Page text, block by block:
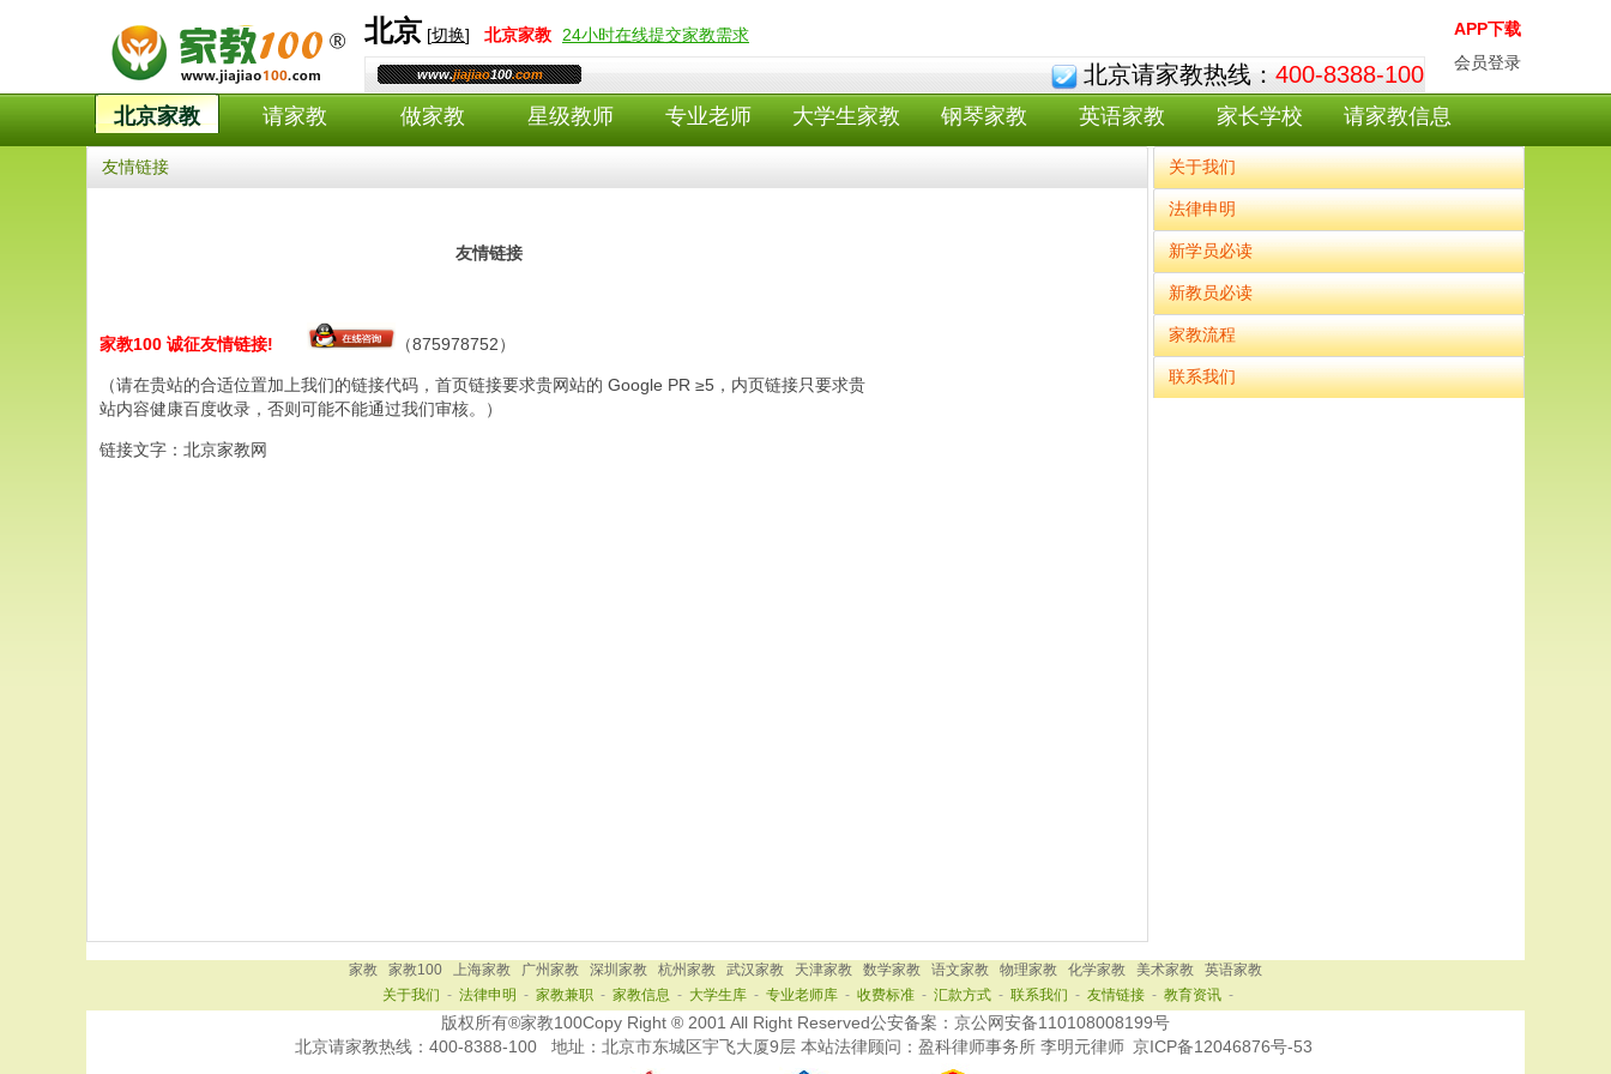
北京 [切换] 北京家教 24小时在线提交家教需求
www.jiajiao100.com 北京请家教热线： 400-8388-100
APP下载
会员登录
北京家教 请家教 做家教 星级教师 专业老师 大学生家教 钢琴家教 英语家教 家长学校 请家教信息
友情链接
友情链接
家教100 诚征友情链接! （875978752）
（请在贵站的合适位置加上我们的链接代码，首页链接要求贵网站的 Google PR ≥5，内页链接只要求贵
站内容健康百度收录，否则可能不能通过我们审核。）
链接文字：北京家教网
关于我们
法律申明
新学员必读
新教员必读
家教流程
联系我们
家教 家教100 上海家教 广州家教 深圳家教 杭州家教 武汉家教 天津家教 数学家教 语文家教 物理家教 化学家教 美术家教
英语家教
关于我们 - 法律申明 - 家教兼职 - 家教信息 - 大学生库 - 专业老师库 - 收费标准 - 汇款方式 - 联系我们 - 友情链接 - 教育资讯 -
版权所有®家教100Copy Right ® 2001 All Right Reserved公安备案：京公网安备110108008199号
北京请家教热线： 400-8388-100 地址：北京市东城区宇飞大厦9层 本站法律顾问：盈科律师事务所 李明元律师 京ICP备12046876号-53